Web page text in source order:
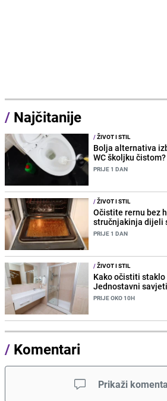
/ Najčitanije
/ŽIVOT I STIL
Bolja alternativa
WC školjku čistom?
PRIJE 1 DAN
/ŽIVOT I STIL
Očistite rernu bez
stručnjakinja dijeli
PRIJE 1 DAN
/ŽIVOT I STIL
Kako očistiti
Jednostavni
PRIJE OKO 10H
/ Komentari
Prikaži